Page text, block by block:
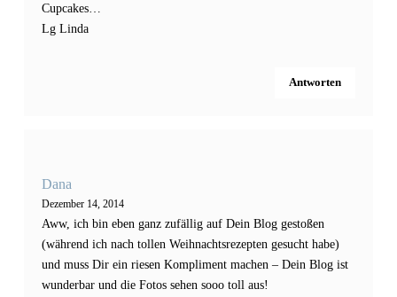
Cupcakes…
Lg Linda
Antworten
Dana
Dezember 14, 2014
Aww, ich bin eben ganz zufällig auf Dein Blog gestoßen
(während ich nach tollen Weihnachtsrezepten gesucht habe)
und muss Dir ein riesen Kompliment machen – Dein Blog ist
wunderbar und die Fotos sehen sooo toll aus!